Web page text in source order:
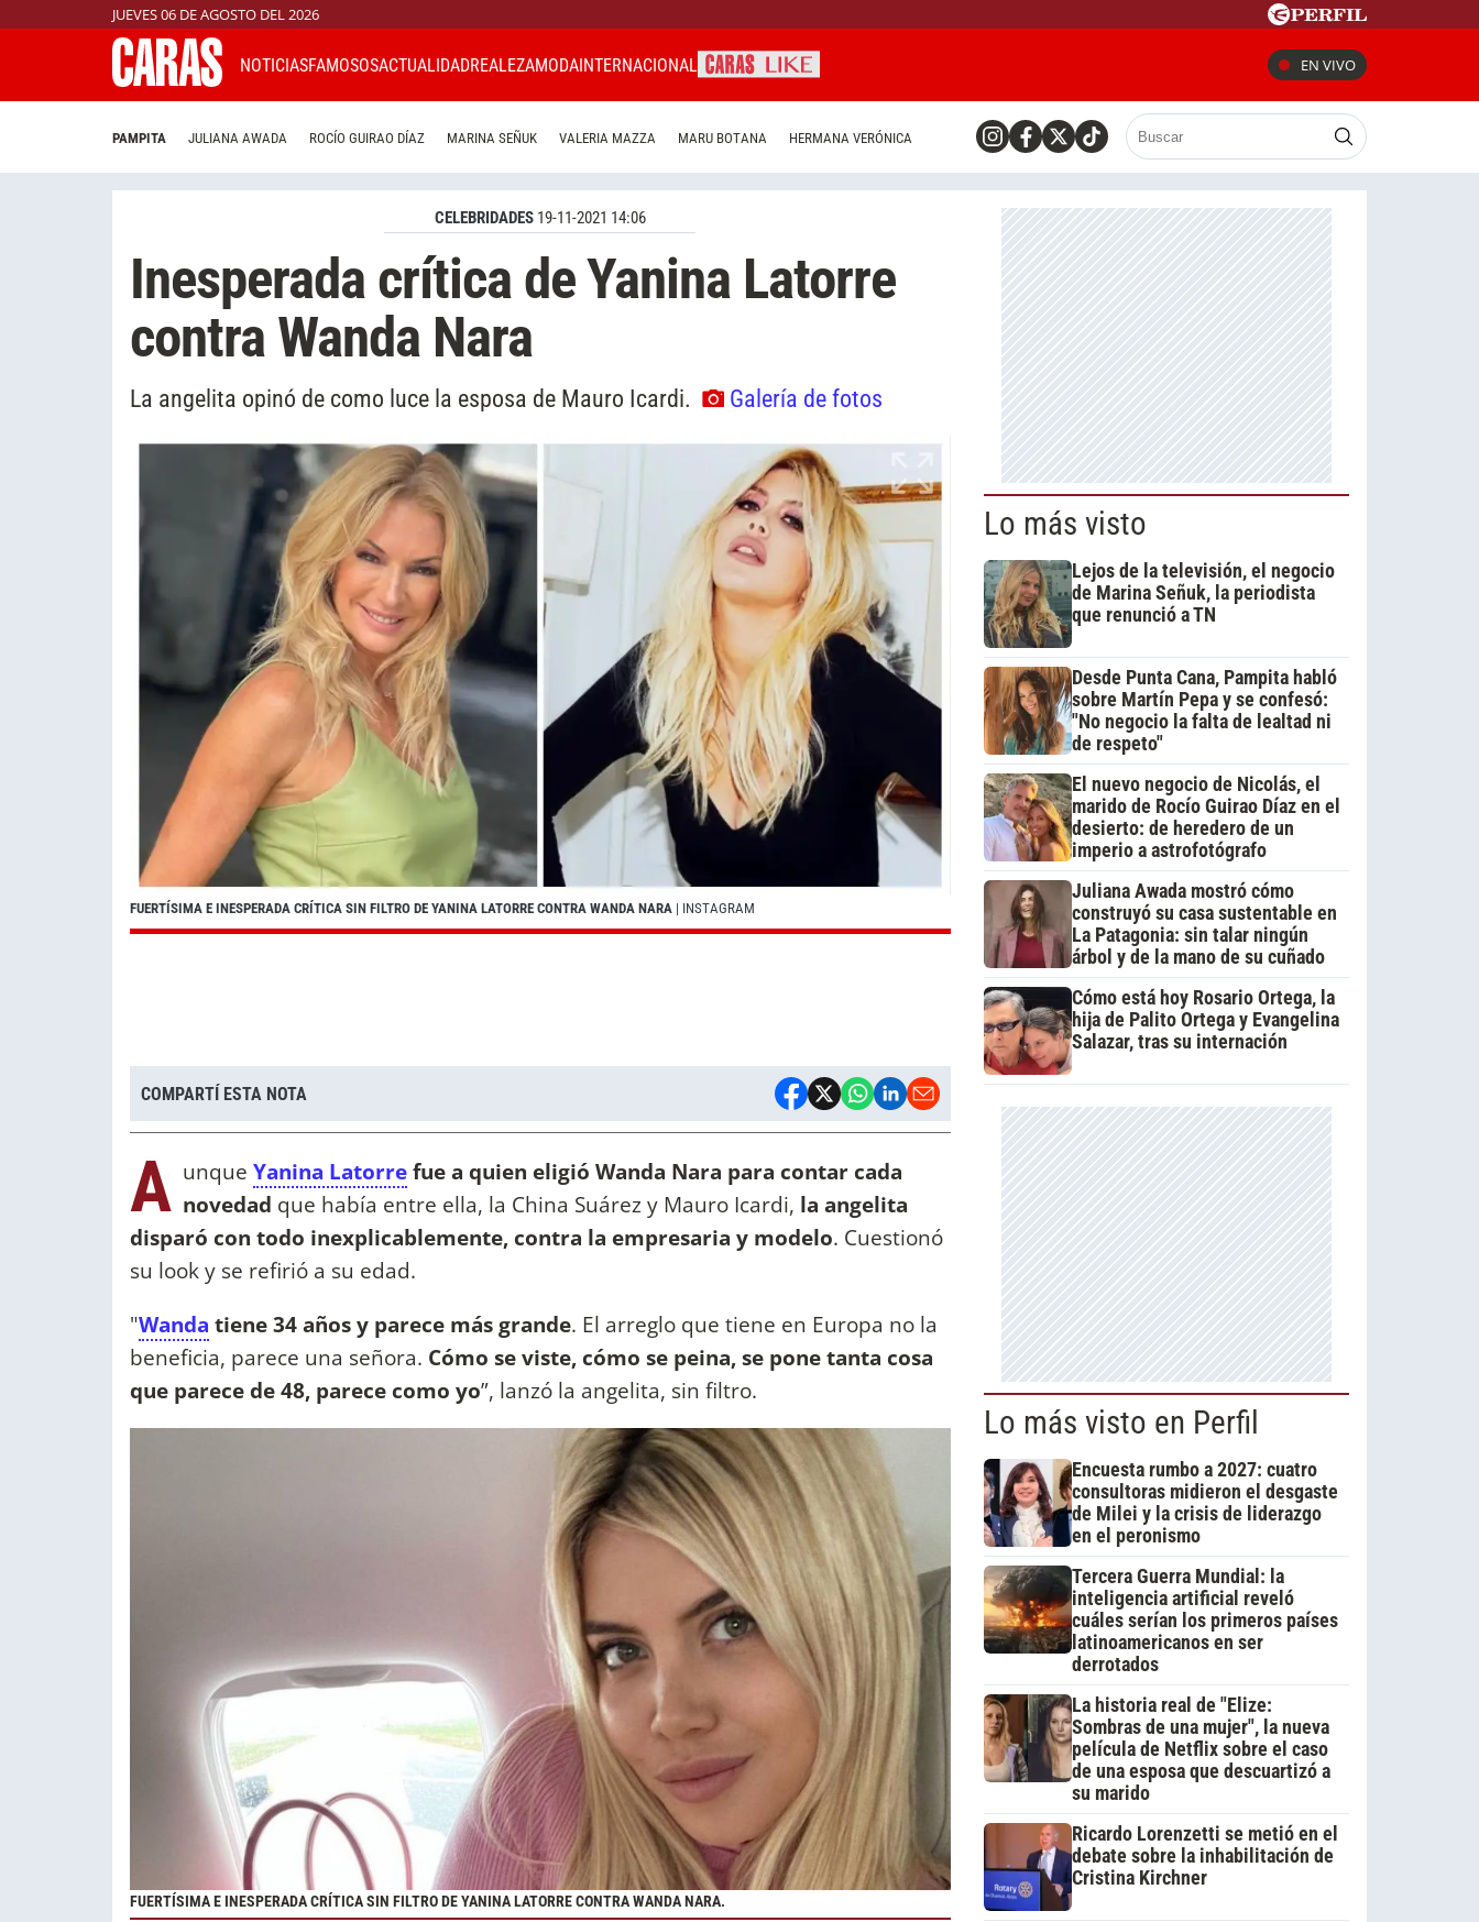
JUEVES 06 DE AGOSTO DEL 2026
NOTICIASFAMOSOSACTUALIDADREALEZAMODAINTERNACIONAL EN VIVO
PAMPITA JULIANA AWADA ROCÍO GUIRAO DÍAZ MARINA SEÑUK VALERIA MAZZA MARU BOTANA HERMANA VERÓNICA
CELEBRIDADES 19-11-2021 14:06
Inesperada crítica de Yanina Latorre
contra Wanda Nara
La angelita opinó de como luce la esposa de Mauro Icardi. Galería de fotos
FUERTÍSIMA E INESPERADA CRÍTICA SIN FILTRO DE YANINA LATORRE CONTRA WANDA NARA | INSTAGRAM
COMPARTÍ ESTA NOTA
A unque Yanina Latorrefue a quien eligió Wanda Nara para contar cada
novedad que había entre ella, la China Suárez y Mauro Icardi, la angelita
disparó con todo inexplicablemente, contra la empresaria y modelo. Cuestionó
su look y se refirió a su edad.
"Wanda tiene 34 años y parece más grande. El arreglo que tiene en Europa no la
beneficia, parece una señora. Cómo se viste, cómo se peina, se pone tanta cosa
que parece de 48, parece como yo”, lanzó la angelita, sin filtro.
FUERTÍSIMA E INESPERADA CRÍTICA SIN FILTRO DE YANINA LATORRE CONTRA WANDA NARA.
Lo más visto
Lejos de la televisión, el negocio
de Marina Señuk, la periodista
que renunció a TN
Desde Punta Cana, Pampita habló
sobre Martín Pepa y se confesó:
"No negocio la falta de lealtad ni
de respeto"
El nuevo negocio de Nicolás, el
marido de Rocío Guirao Díaz en el
desierto: de heredero de un
imperio a astrofotógrafo
Juliana Awada mostró cómo
construyó su casa sustentable en
La Patagonia: sin talar ningún
árbol y de la mano de su cuñado
Cómo está hoy Rosario Ortega, la
hija de Palito Ortega y Evangelina
Salazar, tras su internación
Lo más visto en Perfil
Encuesta rumbo a 2027: cuatro
consultoras midieron el desgaste
de Milei y la crisis de liderazgo
en el peronismo
Tercera Guerra Mundial: la
inteligencia artificial reveló
cuáles serían los primeros países
latinoamericanos en ser
derrotados
La historia real de "Elize:
Sombras de una mujer", la nueva
película de Netflix sobre el caso
de una esposa que descuartizó a
su marido
Ricardo Lorenzetti se metió en el
debate sobre la inhabilitación de
Cristina Kirchner